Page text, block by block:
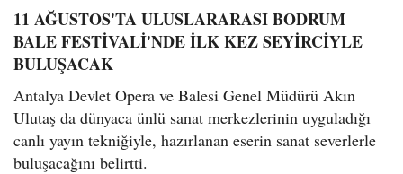
11 AĞUSTOS'TA ULUSLARARASI BODRUM
BALE FESTİVALİ'NDE İLK KEZ SEYİRCİYLE
BULUŞACAK
Antalya Devlet Opera ve Balesi Genel Müdürü Akın
Ulutaş da dünyaca ünlü sanat merkezlerinin uyguladığı
canlı yayın tekniğiyle, hazırlanan eserin sanat severlerle
buluşacağını belirtti.